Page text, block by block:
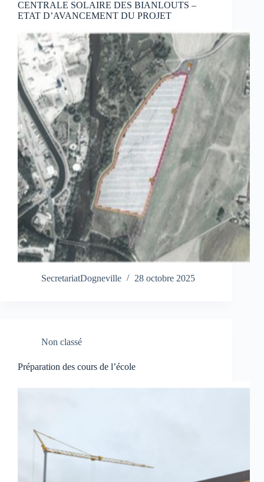
CENTRALE SOLAIRE DES BIANLOUTS –
ETAT D’AVANCEMENT DU PROJET
SecretariatDogneville 28 octobre 2025
Non classé
Préparation des cours de l’école